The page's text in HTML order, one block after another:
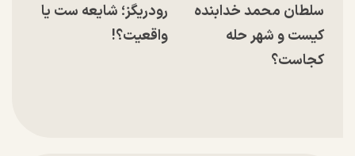
سلطان محمد خدابنده
کیست و شهر حله
کجاست؟
رودریگز؛ شایعه ست یا
واقعیت؟!